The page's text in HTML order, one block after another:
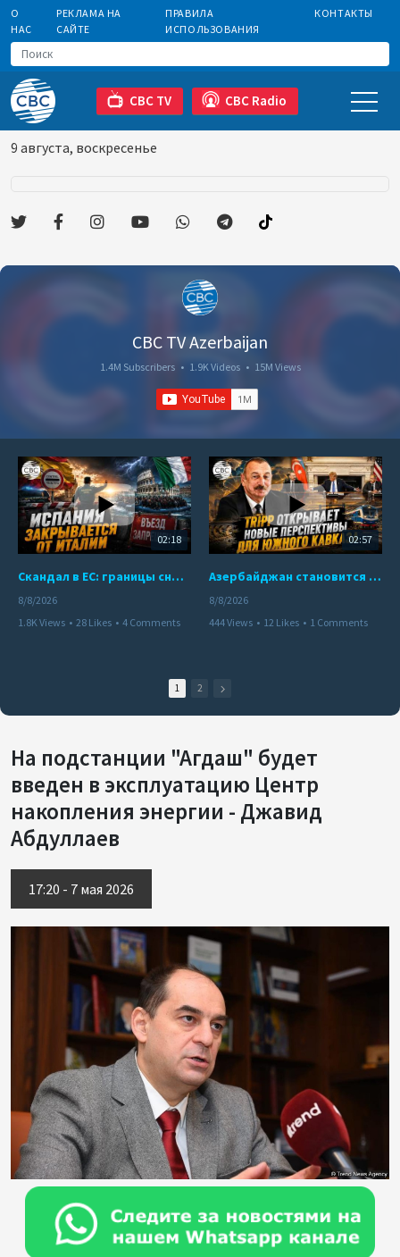
О
НАС
РЕКЛАМА НА
САЙТЕ
ПРАВИЛА
ИСПОЛЬЗОВАНИЯ
КОНТАКТЫ
CBC TV CBC Radio
9 августа, воскресенье
CBC TV Azerbaijan
1.4M Subscribers • 1.9K Videos • 15M Views
02:18
Скандал в ЕС: границы снова под контролем
8/8/2026
1.8K Views • 28 Likes • 4 Comments
02:57
Азербайджан становится мостом между Востоком и Западом
8/8/2026
444 Views • 12 Likes • 1 Comments
1 2
На подстанции "Агдаш" будет
введен в эксплуатацию Центр
накопления энергии - Джавид
Абдуллаев
17:20 - 7 мая 2026